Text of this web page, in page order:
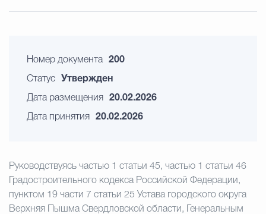
Номер документа 200
Статус Утвержден
Дата размещения 20.02.2026
Дата принятия 20.02.2026
Руководствуясь частью 1 статьи 45, частью 1 статьи 46
Градостроительного кодекса Российской Федерации,
пунктом 19 части 7 статьи 25 Устава городского округа
Верхняя Пышма Свердловской области, Генеральным